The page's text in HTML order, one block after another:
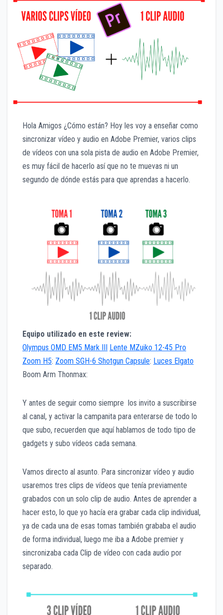
Hola Amigos ¿Cómo están? Hoy les voy a enseñar como
sincronizar vídeo y audio en Adobe Premier, varios clips
de vídeos con una sola pista de audio en Adobe Premier,
es muy fácil de hacerlo así que no te muevas ni un
segundo de dónde estás para que aprendas a hacerlo.
Equipo utilizado en este review:
Olympus OMD EM5 Mark III Lente MZuiko 12-45 Pro
Zoom H5: Zoom SGH-6 Shotgun Capsule: Luces Elgato
Boom Arm Thonmax:
Y antes de seguir como siempre los invito a suscribirse
al canal, y activar la campanita para enterarse de todo lo
que subo, recuerden que aquí hablamos de todo tipo de
gadgets y subo vídeos cada semana.
Vamos directo al asunto. Para sincronizar vídeo y audio
usaremos tres clips de vídeos que tenía previamente
grabados con un solo clip de audio. Antes de aprender a
hacer esto, lo que yo hacía era grabar cada clip individual,
ya de cada una de esas tomas también grababa el audio
de forma individual, luego me iba a Adobe premier y
sincronizaba cada Clip de vídeo con cada audio por
separado.